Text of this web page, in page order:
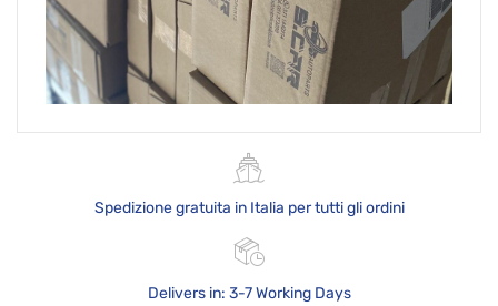
Spedizione gratuita in Italia per tutti gli ordini
Delivers in: 3-7 Working Days